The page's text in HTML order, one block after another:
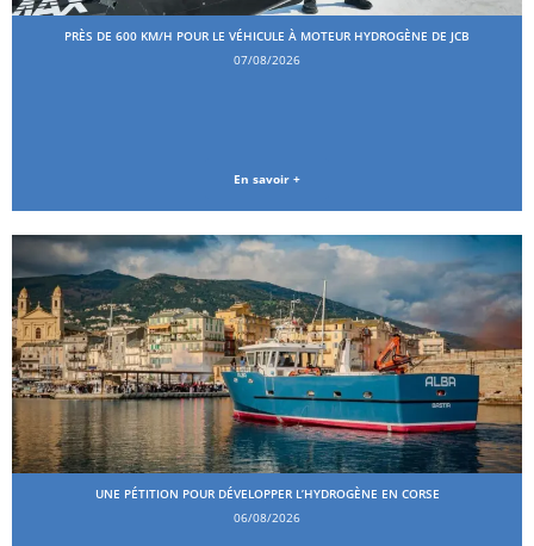
PRÈS DE 600 KM/H POUR LE VÉHICULE À MOTEUR HYDROGÈNE DE JCB
07/08/2026
En savoir +
UNE PÉTITION POUR DÉVELOPPER L’HYDROGÈNE EN CORSE
06/08/2026